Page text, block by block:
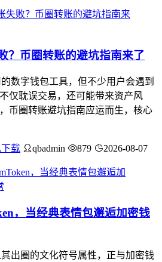
？币圈转账的避坑指南来了
数字钱包工具，但不少用户会遇到
仅耽误交易，还可能带来资产风
币圈转账避坑指南应运而生，核心
载 qbadmin 879 2026-08-07
，当经典表情包邂逅加密钱
出圈的文化符号属性，正与加密钱